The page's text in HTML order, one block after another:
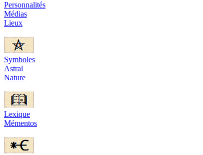
Personnalités
Médias
Lieux
Symboles
Astral
Nature
Lexique
Mémentos